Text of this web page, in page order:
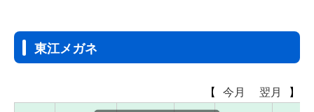
東江メガネ
【 今月 翌月 】